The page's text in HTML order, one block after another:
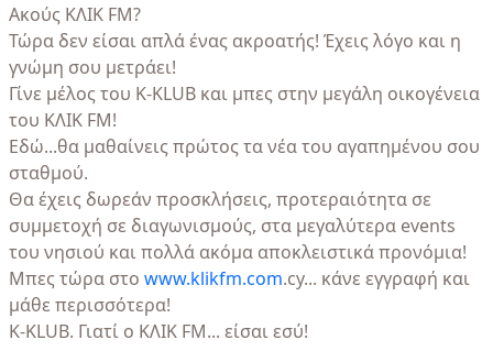
Ακούς ΚΛΙΚ FM?
Τώρα δεν είσαι απλά ένας ακροατής! Έχεις λόγο και η
γνώμη σου μετράει!
Γίνε μέλος του K-KLUB και μπες στην μεγάλη οικογένεια
του ΚΛΙΚ FM!
Εδώ...θα μαθαίνεις πρώτος τα νέα του αγαπημένου σου
σταθμού.
Θα έχεις δωρεάν προσκλήσεις, προτεραιότητα σε
συμμετοχή σε διαγωνισμούς, στα μεγαλύτερα events
του νησιού και πολλά ακόμα αποκλειστικά προνόμια!
Μπες τώρα στο www.klikfm.com.cy... κάνε εγγραφή και
μάθε περισσότερα!
K-KLUB. Γιατί ο ΚΛΙΚ FM... είσαι εσύ!